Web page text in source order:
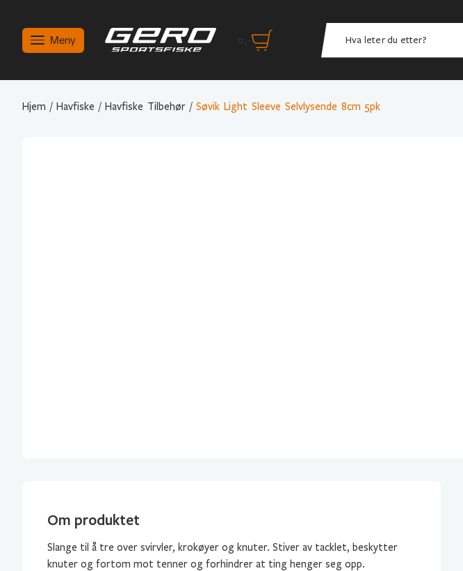
Meny
Hjem / Havfiske / Havfiske Tilbehør / Søvik Light Sleeve Selvlysende 8cm 5pk
Om produktet
Slange til å tre over svirvler, krokøyer og knuter. Stiver av tacklet, beskytter
knuter og fortom mot tenner og forhindrer at ting henger seg opp.